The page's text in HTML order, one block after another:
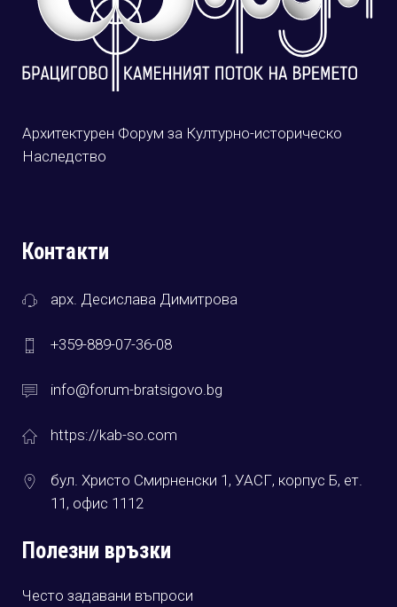
Архитектурен Форум за Културно-историческо
Наследство
Контакти
арх. Десислава Димитрова
+359-889-07-36-08
info@forum-bratsigovo.bg
https://kab-so.com
бул. Христо Смирненски 1, УАСГ, корпус Б, ет.
11, офис 1112
Полезни връзки
Често задавани въпроси